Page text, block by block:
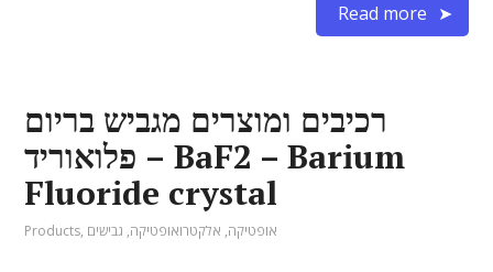
Read more
רכיבים ומוצרים מגביש בריום
פלואוריד – BaF2 – Barium
Fluoride crystal
Products, אופטיקה, אלקטרואופטיקה, גבישים